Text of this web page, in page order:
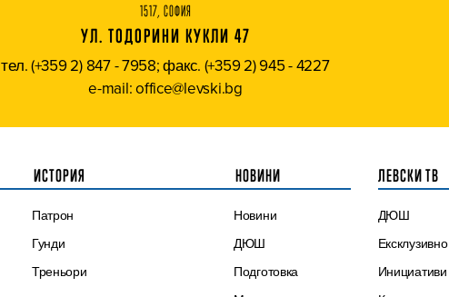
1517, СОФИЯ
УЛ. ТОДОРИНИ КУКЛИ 47
тел. (+359 2) 847 - 7958; факс. (+359 2) 945 - 4227
e-mail: office@levski.bg
ИСТОРИЯ
Патрон
Гунди
Треньори
НОВИНИ
Новини
ДЮШ
Подготовка
ЛЕВСКИ ТВ
ДЮШ
Ексклузивно
Инициативи